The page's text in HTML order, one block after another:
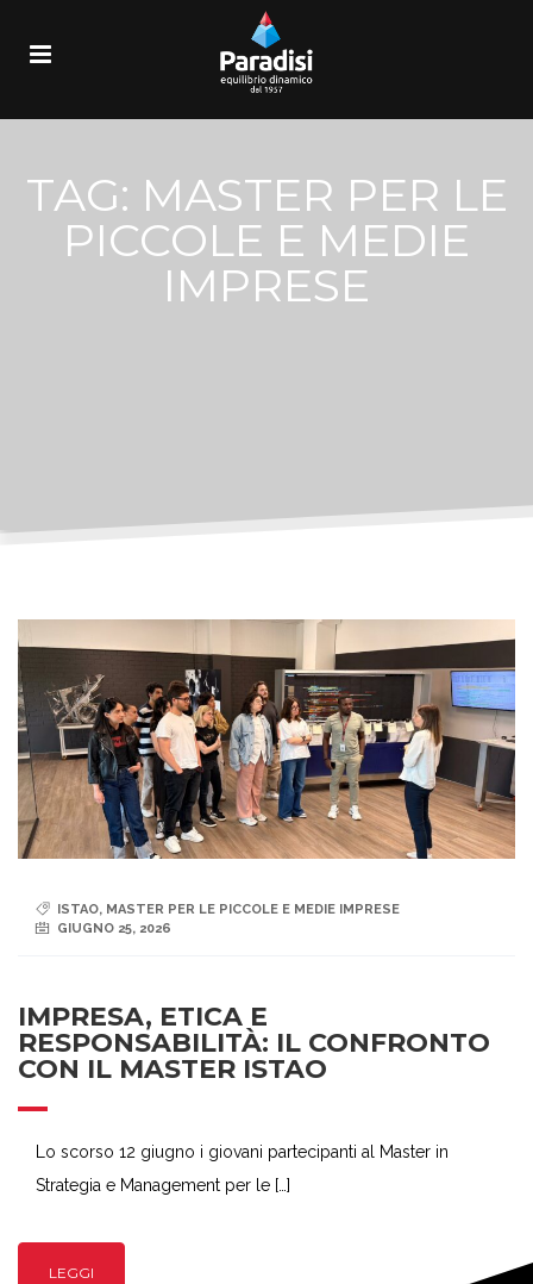
TAG: MASTER PER LE
PICCOLE E MEDIE
IMPRESE
ISTAO, MASTER PER LE PICCOLE E MEDIE IMPRESE
GIUGNO 25, 2026
IMPRESA, ETICA E
RESPONSABILITÀ: IL CONFRONTO
CON IL MASTER ISTAO
Lo scorso 12 giugno i giovani partecipanti al Master in
Strategia e Management per le […]
LEGGI